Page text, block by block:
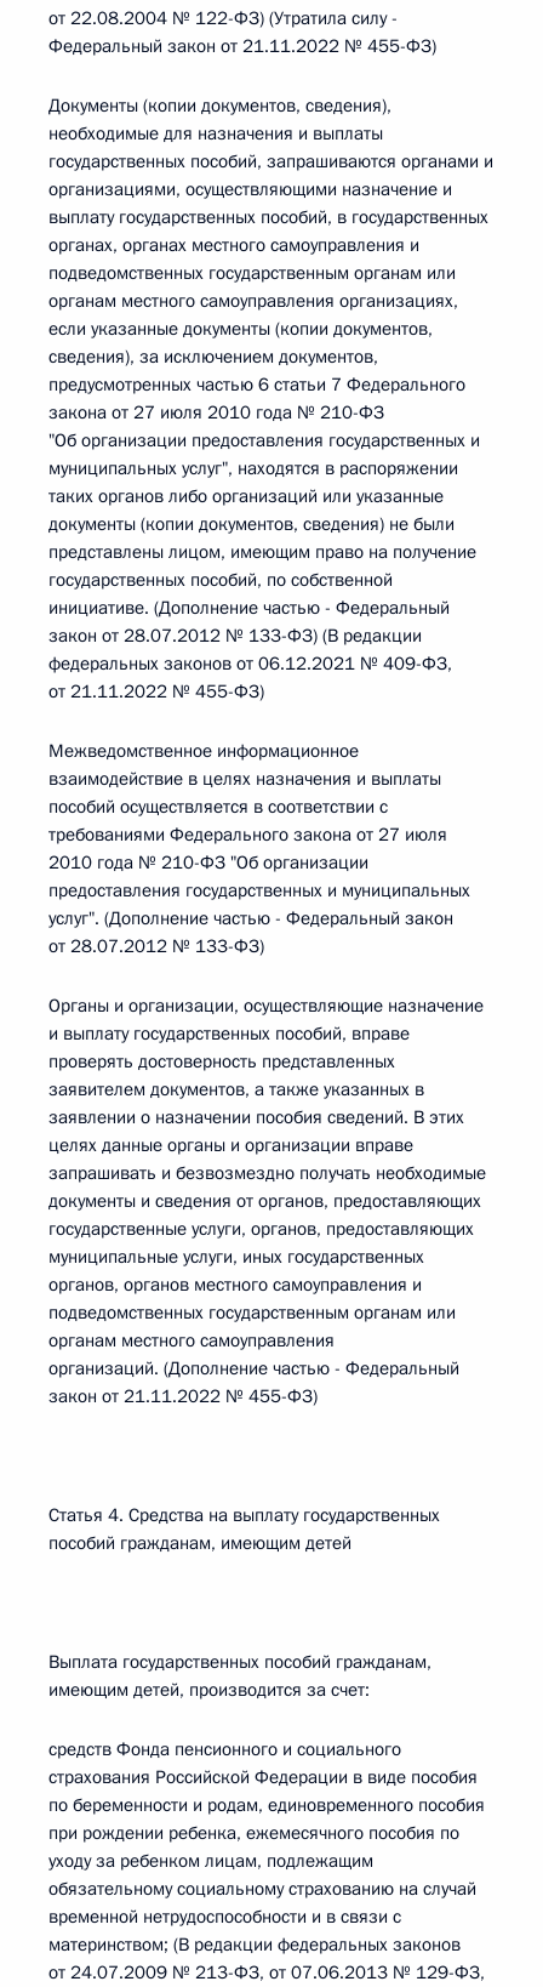
от 22.08.2004 № 122-ФЗ) (Утратила силу -
Федеральный закон от 21.11.2022 № 455-ФЗ)
Документы (копии документов, сведения),
необходимые для назначения и выплаты
государственных пособий, запрашиваются органами и
организациями, осуществляющими назначение и
выплату государственных пособий, в государственных
органах, органах местного самоуправления и
подведомственных государственным органам или
органам местного самоуправления организациях,
если указанные документы (копии документов,
сведения), за исключением документов,
предусмотренных частью 6 статьи 7 Федерального
закона от 27 июля 2010 года № 210-ФЗ
"Об организации предоставления государственных и
муниципальных услуг", находятся в распоряжении
таких органов либо организаций или указанные
документы (копии документов, сведения) не были
представлены лицом, имеющим право на получение
государственных пособий, по собственной
инициативе. (Дополнение частью - Федеральный
закон от 28.07.2012 № 133-ФЗ) (В редакции
федеральных законов от 06.12.2021 № 409-ФЗ,
от 21.11.2022 № 455-ФЗ)
Межведомственное информационное
взаимодействие в целях назначения и выплаты
пособий осуществляется в соответствии с
требованиями Федерального закона от 27 июля
2010 года № 210-ФЗ "Об организации
предоставления государственных и муниципальных
услуг". (Дополнение частью - Федеральный закон
от 28.07.2012 № 133-ФЗ)
Органы и организации, осуществляющие назначение
и выплату государственных пособий, вправе
проверять достоверность представленных
заявителем документов, а также указанных в
заявлении о назначении пособия сведений. В этих
целях данные органы и организации вправе
запрашивать и безвозмездно получать необходимые
документы и сведения от органов, предоставляющих
государственные услуги, органов, предоставляющих
муниципальные услуги, иных государственных
органов, органов местного самоуправления и
подведомственных государственным органам или
органам местного самоуправления
организаций. (Дополнение частью - Федеральный
закон от 21.11.2022 № 455-ФЗ)
Статья 4. Средства на выплату государственных
пособий гражданам, имеющим детей
Выплата государственных пособий гражданам,
имеющим детей, производится за счет:
средств Фонда пенсионного и социального
страхования Российской Федерации в виде пособия
по беременности и родам, единовременного пособия
при рождении ребенка, ежемесячного пособия по
уходу за ребенком лицам, подлежащим
обязательному социальному страхованию на случай
временной нетрудоспособности и в связи с
материнством; (В редакции федеральных законов
от 24.07.2009 № 213-ФЗ, от 07.06.2013 № 129-ФЗ,